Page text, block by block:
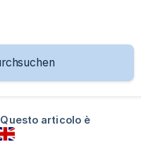
Questo articolo è